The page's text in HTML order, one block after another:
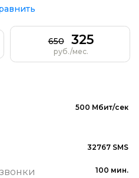
650 325
руб./мес.
500 Мбит/сек
32767 SMS
100 мин.